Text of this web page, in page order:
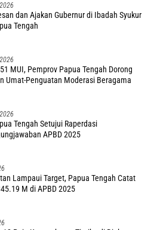
dan Ajakan Gubernur di Ibadah Syukur
Tengah
MUI, Pemprov Papua Tengah Dorong
Umat-Penguatan Moderasi Beragama
Tengah Setujui Raperdasi
APBD 2025
Lampaui Target, Papua Tengah Catat
M di APBD 2025